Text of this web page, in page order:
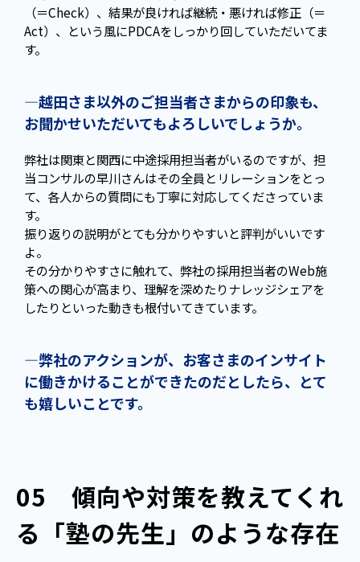
（＝Check）、結果が良ければ継続・悪ければ修正（＝
Act）、という風にPDCAをしっかり回していただいてま
す。
—越田さま以外のご担当者さまからの印象も、
お聞かせいただいてもよろしいでしょうか。
弊社は関東と関西に中途採用担当者がいるのですが、担
当コンサルの早川さんはその全員とリレーションをとっ
て、各人からの質問にも丁寧に対応してくださっていま
す。
振り返りの説明がとても分かりやすいと評判がいいです
よ。
その分かりやすさに触れて、弊社の採用担当者のWeb施
策への関心が高まり、理解を深めたりナレッジシェアを
したりといった動きも根付いてきています。
—弊社のアクションが、お客さまのインサイト
に働きかけることができたのだとしたら、とて
も嬉しいことです。
05　傾向や対策を教えてくれ
る「塾の先生」のような存在